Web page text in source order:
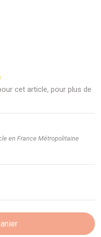
cet article, pour plus de
en France Métropolitaine